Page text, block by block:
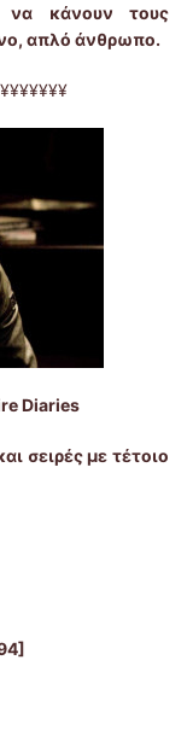
να κάνουν τους
απλό άνθρωπο.
Diaries
σειρές με τέτοιο